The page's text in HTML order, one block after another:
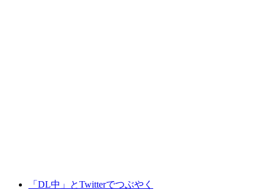
「DL中」とTwitterでつぶやく